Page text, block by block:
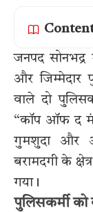
जनपद सोनभद्र
और जिम्मेदार
वाले दो
“कॉप ऑफ द
गुमशुदा और
बरामदगी के
गया।
पुलिसकर्मी